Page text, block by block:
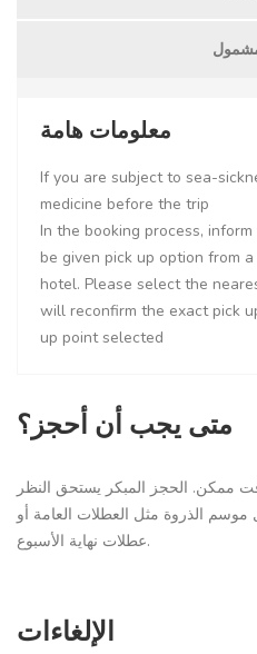
معلومات هامة
If you are subject to sea-
medicine before the trip
In the booking process,
be given pick up option from
hotel. Please select the
will reconfirm the exact pick
up point selected
متى يجب أن أحجز؟
ممكن. الحجز المبكر يستحق النظر
الذروة مثل العطلات العامة أو
عطلات نهاية الأسبوع.
الإلغاءات